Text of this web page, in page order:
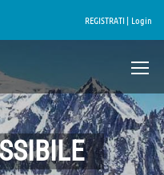
REGISTRATI | Login